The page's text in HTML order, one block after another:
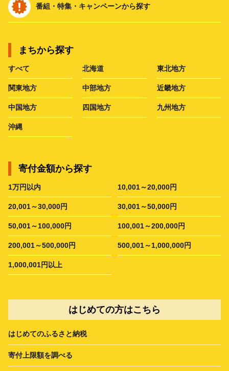
番組・特集・キャンペーンから探す
まちから探す
すべて 北海道 東北地方
関東地方 中部地方 近畿地方
中国地方 四国地方 九州地方
沖縄
寄付金額から探す
1万円以内 10,001～20,000円
20,001～30,000円 30,001～50,000円
50,001～100,000円 100,001～200,000円
200,001～500,000円 500,001～1,000,000円
1,000,001円以上
はじめての方はこちら
はじめてのふるさと納税
寄付上限額を調べる